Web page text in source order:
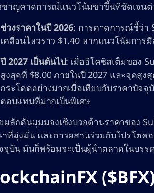
ชาญคาดการณ์แนวโน้มขาขึ้นที่ชัดเจนต่
ช่วงราคาในปี 2026: การคาดการณ์ชี้ว่า
เคลื่อนไหวราว $1.40 หากแนวโน้มกา
ปี 2027 เป็นต้นไป: เมื่ออีโคซิสเต็มของ
สูงสุดที่ $8.00 ภายในปี 2027 และจุดสูง
กระโดดอย่างมากเมื่อเทียบกับราคาปัจ
ตอบแทนที่มากเป็นพิเศษ
ผลักดันมุมมองเชิงบวกด้านราคาของ
ที่มุ่งมั่น และการผสานร่วมกับโปรโตคอ
จุบัน มันก็พร้อมจะเป็นผู้นำตลาดในบรร